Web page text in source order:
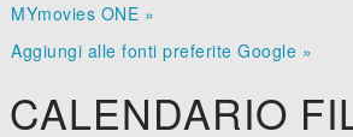
MYmovies ONE »
Aggiungi alle fonti preferite Google »
CALENDARIO